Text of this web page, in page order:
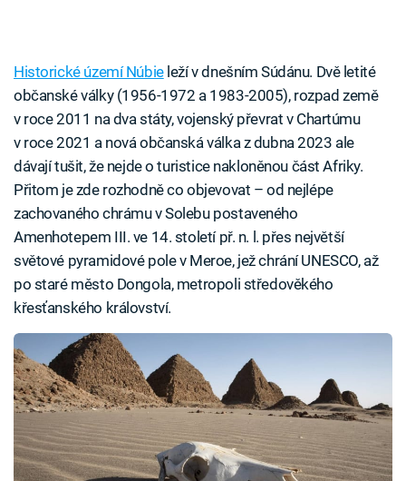
Historické území Núbieleží v dnešním Súdánu. Dvě letité
občanské války (1956-1972 a 1983-2005), rozpad země
v roce 2011 na dva státy, vojenský převrat v Chartúmu
v roce 2021 a nová občanská válka z dubna 2023 ale
dávají tušit, že nejde o turistice nakloněnou část Afriky.
Přitom je zde rozhodně co objevovat – od nejlépe
zachovaného chrámu v Solebu postaveného
Amenhotepem III. ve 14. století př. n. l. přes největší
světové pyramidové pole v Meroe, jež chrání UNESCO, až
po staré město Dongola, metropoli středověkého
křesťanského království.